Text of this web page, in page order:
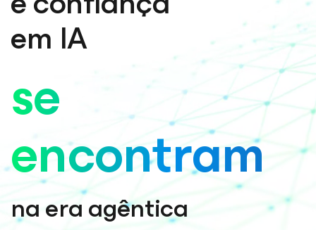
em IA
se
encontram
na era agêntica